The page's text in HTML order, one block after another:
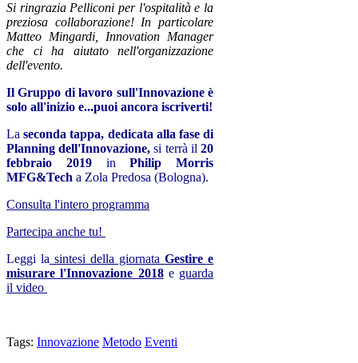
Si ringrazia Pelliconi per l'ospitalità e la
preziosa collaborazione! In particolare
Matteo Mingardi, Innovation Manager
che ci ha aiutato nell'organizzazione
dell'evento.
Il Gruppo di lavoro sull'Innovazione è
solo all'inizio e...puoi ancora iscriverti!
Laseconda tappa, dedicata alla fase di
Planning dell'Innovazione, si terrà il20
febbraio 2019inPhilip Morris
MFG&Tech a Zola Predosa (Bologna).
Consulta l'intero programma
Partecipa anche tu!
Leggi la sintesi della giornataGestire e
misurare l'Innovazione 2018e guarda
il video
Tags: Innovazione Metodo Eventi